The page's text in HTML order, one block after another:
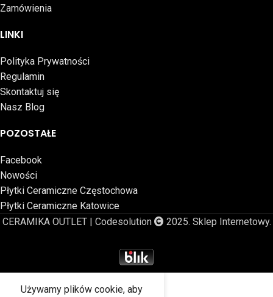
Zamówienia
LINKI
Polityka Prywatności
Regulamin
Skontaktuj się
Nasz Blog
POZOSTAŁE
Facebook
Nowości
Płytki Ceramiczne Częstochowa
Płytki Ceramiczne Katowice
CERAMIKA OUTLET | Codesolution
2025. Sklep Internetowy.
Używamy plików cookie, aby